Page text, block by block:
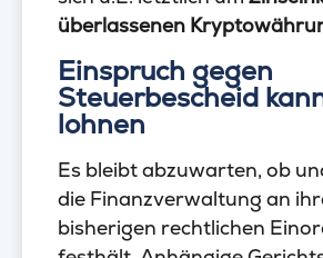
überlassenen
Einspruch gegen
Steuerbescheid
lohnen
Es bleibt abzuwarten, ob
die Finanzverwaltung an
bisherigen rechtlichen